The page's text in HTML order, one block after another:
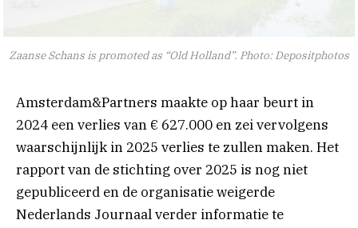
Zaanse Schans is promoted as “Old Holland”. Photo: Depositphotos
Amsterdam&Partners maakte op haar beurt in
2024 een verlies van € 627.000 en zei vervolgens
waarschijnlijk in 2025 verlies te zullen maken. Het
rapport van de stichting over 2025 is nog niet
gepubliceerd en de organisatie weigerde
Nederlands Journaal verder informatie te